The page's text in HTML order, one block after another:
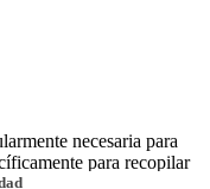
necesaria para
para recopilar
anuncios y otros